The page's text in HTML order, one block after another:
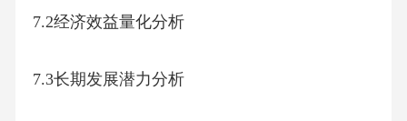
7.2经济效益量化分析
7.3长期发展潜力分析